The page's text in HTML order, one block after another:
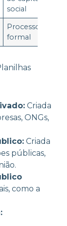
social
Processo
formal
Criada
ONGs,
Criada
públicas,
como a